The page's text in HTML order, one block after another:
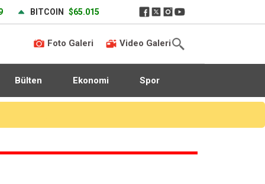
BITCOIN $65.015
Foto Galeri Video Galeri
Bülten Ekonomi Spor